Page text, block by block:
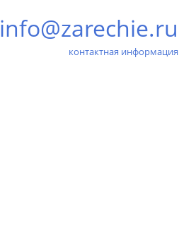
info@zarechie.ru
контактная информация